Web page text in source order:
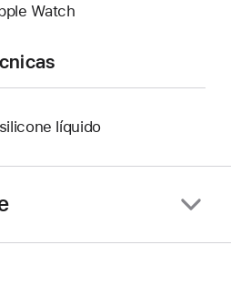
Watch
líquido